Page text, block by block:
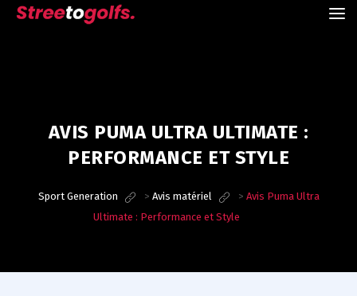
AVIS PUMA ULTRA ULTIMATE :
PERFORMANCE ET STYLE
Sport Generation > Avis matériel > Avis Puma Ultra
Ultimate : Performance et Style